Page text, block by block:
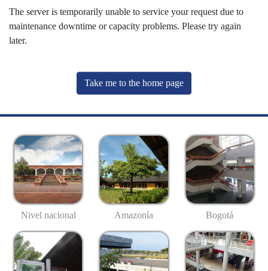
The server is temporarily unable to service your request due to
maintenance downtime or capacity problems. Please try again
later.
Take me to the home page
Nivel nacional Amazonía Bogotá